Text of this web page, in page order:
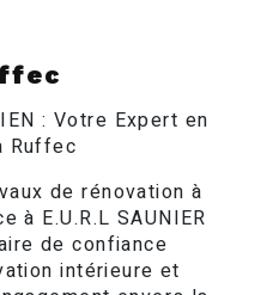
: Votre Expert en
Ruffec
de rénovation à
à E.U.R.L SAUNIER
de confiance
intérieure et